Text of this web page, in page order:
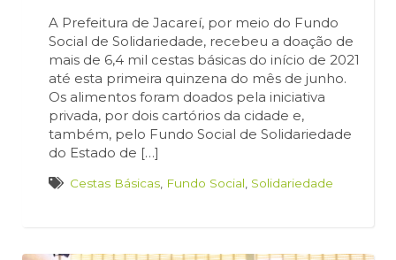
A Prefeitura de Jacareí, por meio do Fundo
Social de Solidariedade, recebeu a doação de
mais de 6,4 mil cestas básicas do início de 2021
até esta primeira quinzena do mês de junho.
Os alimentos foram doados pela iniciativa
privada, por dois cartórios da cidade e,
também, pelo Fundo Social de Solidariedade
do Estado de […]
Cestas Básicas Fundo Social Solidariedade